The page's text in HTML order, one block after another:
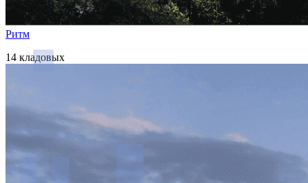
Ритм
14 кладовых